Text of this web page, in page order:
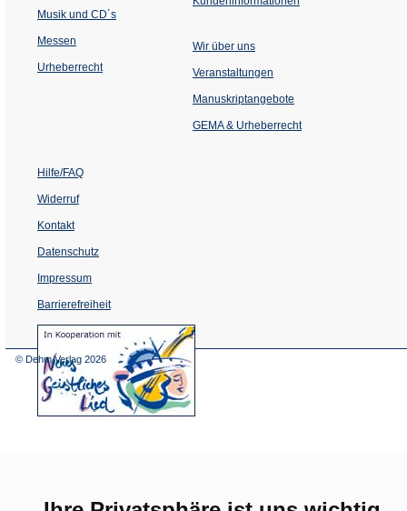
Musik und CD´s
Messen
Urheberrecht
Wir über uns
Veranstaltungen
einem
Tab)
Manuskriptangebote
GEMA & Urheberrecht
Hilfe/FAQ
Widerruf
Kontakt
Datenschutz
Impressum
Barrierefreiheit
(Öffnet
in
© Dehm Verlag 2026